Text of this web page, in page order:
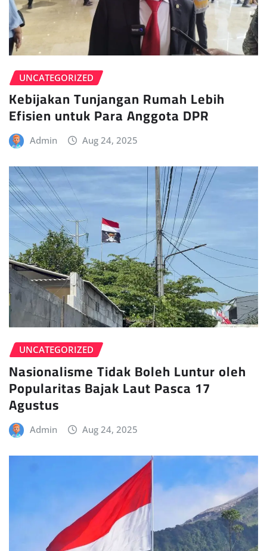
UNCATEGORIZED
Kebijakan Tunjangan Rumah Lebih
Efisien untuk Para Anggota DPR
Admin Aug 24, 2025
UNCATEGORIZED
Nasionalisme Tidak Boleh Luntur oleh
Popularitas Bajak Laut Pasca 17
Agustus
Admin Aug 24, 2025